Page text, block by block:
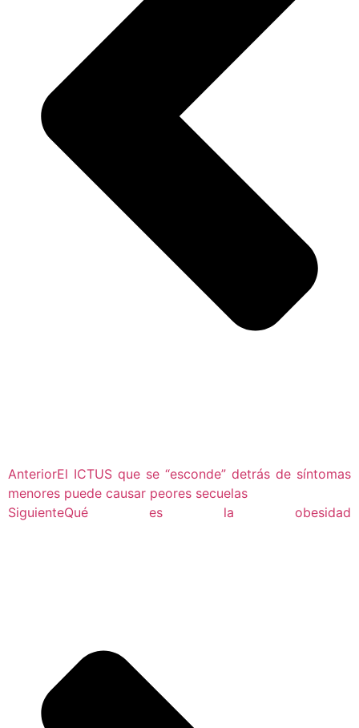
AnteriorEl ICTUS que se “esconde” detrás de síntomas
menores puede causar peores secuelas
SiguienteQué es la obesidad